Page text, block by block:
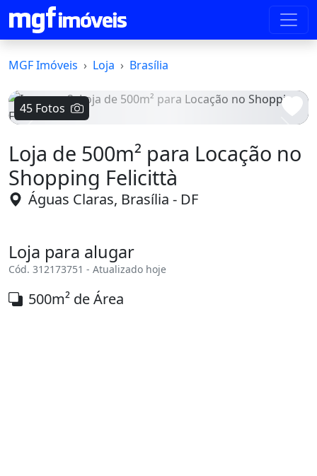
MGF Imóveis Loja Brasília
45 Fotos
Loja de 500m² para Locação no
Shopping Felicittà
Águas Claras, Brasília - DF
Loja para alugar
Cód. 312173751 - Atualizado hoje
500m² de Área